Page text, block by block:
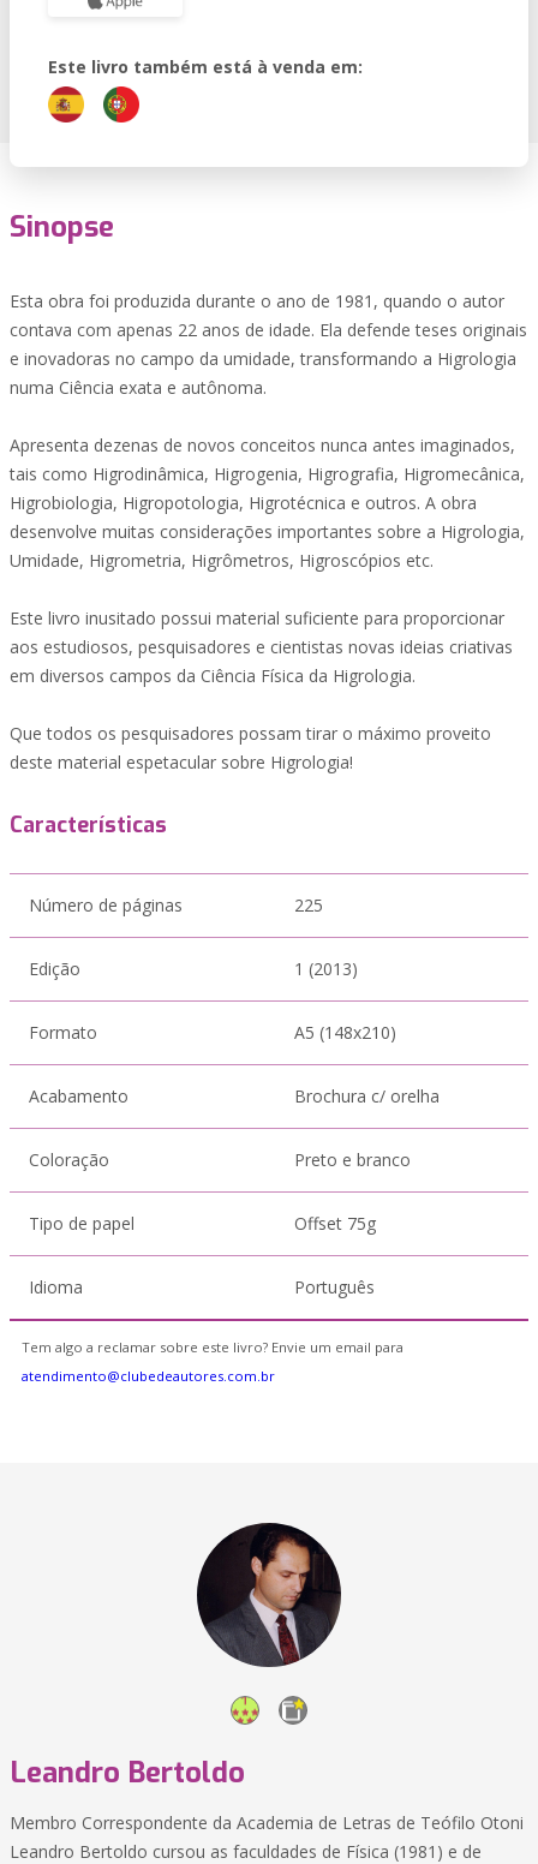
Este livro também está à venda em:
Sinopse
Esta obra foi produzida durante o ano de 1981, quando o autor
contava com apenas 22 anos de idade. Ela defende teses originais
e inovadoras no campo da umidade, transformando a Higrologia
numa Ciência exata e autônoma.
Apresenta dezenas de novos conceitos nunca antes imaginados,
tais como Higrodinâmica, Higrogenia, Higrografia, Higromecânica,
Higrobiologia, Higropotologia, Higrotécnica e outros. A obra
desenvolve muitas considerações importantes sobre a Higrologia,
Umidade, Higrometria, Higrômetros, Higroscópios etc.
Este livro inusitado possui material suficiente para proporcionar
aos estudiosos, pesquisadores e cientistas novas ideias criativas
em diversos campos da Ciência Física da Higrologia.
Que todos os pesquisadores possam tirar o máximo proveito
deste material espetacular sobre Higrologia!
Características
Número de páginas 225
Edição 1 (2013)
Formato A5 (148x210)
Acabamento Brochura c/ orelha
Coloração Preto e branco
Tipo de papel Offset 75g
Idioma Português
Tem algo a reclamar sobre este livro? Envie um email para
atendimento@clubedeautores.com.br
Leandro Bertoldo
Membro Correspondente da Academia de Letras de Teófilo Otoni
Leandro Bertoldo cursou as faculdades de Física (1981) e de